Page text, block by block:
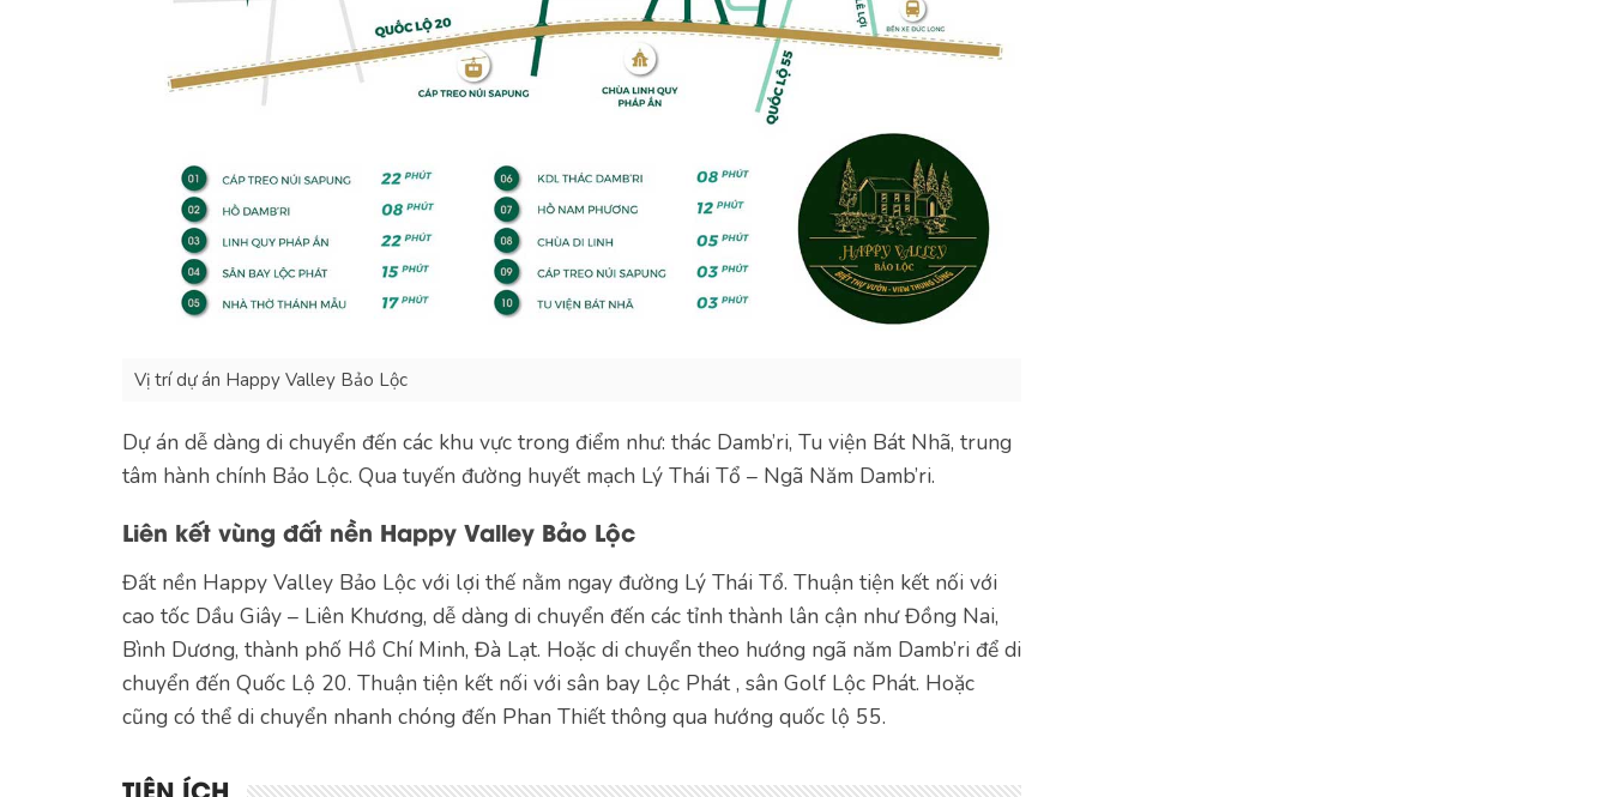
Vị trí dự án Happy Valley Bảo Lộc
Dự án dễ dàng di chuyển đến các khu vực trong điểm như: thác Damb’ri, Tu viện Bát Nhã, trung
tâm hành chính Bảo Lộc. Qua tuyến đường huyết mạch Lý Thái Tổ – Ngã Năm Damb’ri.
Liên kết vùng đất nền Happy Valley Bảo Lộc
Đất nền Happy Valley Bảo Lộc với lợi thế nằm ngay đường Lý Thái Tổ. Thuận tiện kết nối với
cao tốc Dầu Giây – Liên Khương, dễ dàng di chuyển đến các tỉnh thành lân cận như Đồng Nai,
Bình Dương, thành phố Hồ Chí Minh, Đà Lạt. Hoặc di chuyển theo hướng ngã năm Damb’ri để di
chuyển đến Quốc Lộ 20. Thuận tiện kết nối với sân bay Lộc Phát , sân Golf Lộc Phát. Hoặc
cũng có thể di chuyển nhanh chóng đến Phan Thiết thông qua hướng quốc lộ 55.
TIỆN ÍCH